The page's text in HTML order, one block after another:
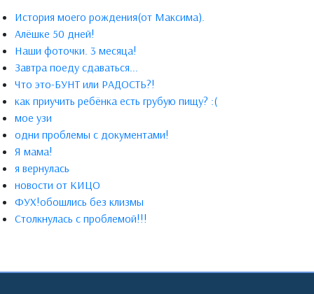
История моего рождения(от Максима).
Алёшке 50 дней!
Наши фоточки. 3 месяца!
Завтра поеду сдаваться...
Что это-БУНТ или РАДОСТЬ?!
как приучить ребёнка есть грубую пищу? :(
мое узи
одни проблемы с документами!
Я мама!
я вернулась
новости от КИЦО
ФУХ!обошлись без клизмы
Cтолкнулась с проблемой!!!